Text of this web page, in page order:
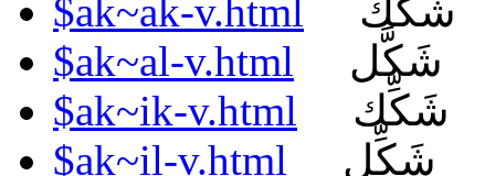
$ak~ak-v.html
شَكَّك
$ak~al-v.html
شَكَّل
$ak~ik-v.html
شَكِّك
$ak~il-v.html
شَكِّل